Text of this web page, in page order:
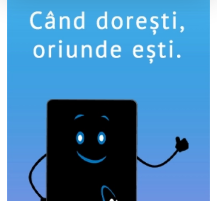
pe website, pentru a analiza traficul pe website, precum
si pentru activitatea noastra de publicitate online.
Folosind site-ul fără a modifica setările referitoare la
cookie-uri înseamnă că sunteti de acord cu folosirea